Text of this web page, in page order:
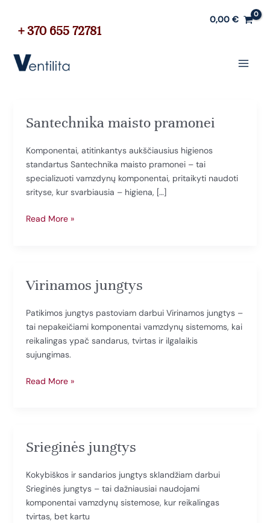
turinio+ 370 655 72781
0,00€
Santechnika maisto pramonei
Komponentai, atitinkantys aukščiausius higienos
standartus Santechnika maisto pramonei – tai
specializuoti vamzdynų komponentai, pritaikyti naudoti
srityse, kur svarbiausia – higiena, […]
Santechnika
Read More »
Virinamos jungtys
Patikimos jungtys pastoviam darbui Virinamos jungtys –
tai nepakeičiami komponentai vamzdynų sistemoms, kai
reikalingas ypač sandarus, tvirtas ir ilgalaikis
sujungimas.
Virinamos
Read More »
Srieginės jungtys
Kokybiškos ir sandarios jungtys sklandžiam darbui
Srieginės jungtys – tai dažniausiai naudojami
komponentai vamzdynų sistemose, kur reikalingas
tvirtas, bet kartu